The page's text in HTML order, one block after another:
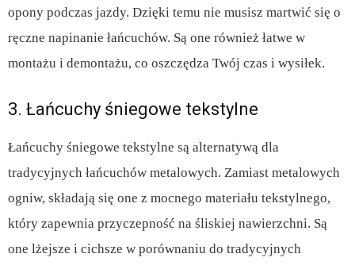
opony podczas jazdy. Dzięki temu nie musisz martwić się o
ręczne napinanie łańcuchów. Są one również łatwe w
montażu i demontażu, co oszczędza Twój czas i wysiłek.
3. Łańcuchy śniegowe tekstylne
Łańcuchy śniegowe tekstylne są alternatywą dla
tradycyjnych łańcuchów metalowych. Zamiast metalowych
ogniw, składają się one z mocnego materiału tekstylnego,
który zapewnia przyczepność na śliskiej nawierzchni. Są
one lżejsze i cichsze w porównaniu do tradycyjnych